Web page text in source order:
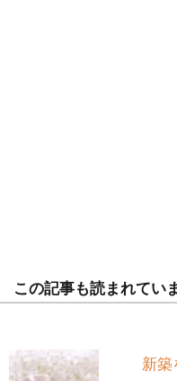
この記事も読まれてい
新築